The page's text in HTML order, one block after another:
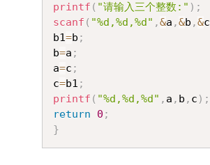
printf ( "请输入三个整数:" ) ;
scanf ( "%d,%d,%d" ,&a ,&b ,&c
b1=b ;
b=a ;
a=c ;
c=b1 ;
printf ( "%d,%d,%d" , a , b , c ) ;
return
0 ;
}